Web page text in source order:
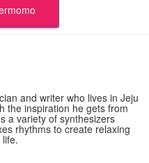
and writer who lives in Jeju
the inspiration he gets from
a variety of synthesizers
rhythms to create relaxing